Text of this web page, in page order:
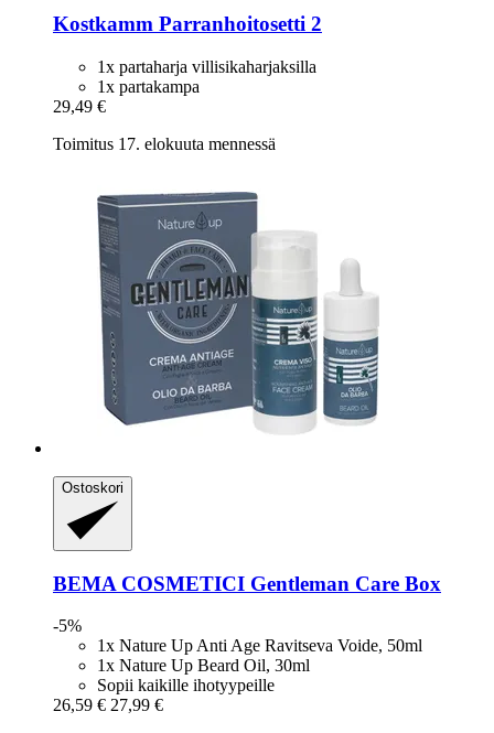
Kostkamm Parranhoitosetti 2
1x partaharja villisikaharjaksilla
1x partakampa
29,49 €
Toimitus 17. elokuuta mennessä
Ostoskori
BEMA COSMETICI Gentleman Care Box
-5%
1x Nature Up Anti Age Ravitseva Voide, 50ml
1x Nature Up Beard Oil, 30ml
Sopii kaikille ihotyypeille
26,59 € 27,99 €